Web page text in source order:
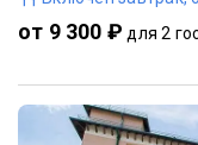
от 9 300 ₽ для 2